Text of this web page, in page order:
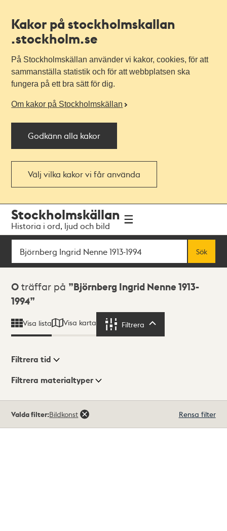
Kakor på stockholmskallan
.stockholm.se
På Stockholmskällan använder vi kakor, cookies, för att
sammanställa statistik och för att webbplatsen ska
fungera på ett bra sätt för dig.
Om kakor på Stockholmskällan
Godkänn alla kakor
Välj vilka kakor vi får använda
navigationen
huvudinnehållet
Stockholmskällan
Historia i ord, ljud och bild
Sök
Sök
Sökresultat
0 träffar på
Björnberg Ingrid Nenne 1913-
1994
Visa lista Visa karta Filtrera
Visningsläge
Filtrera tid
Filtrera materialtyper
träffar
Valda filter:Bildkonst Rensa filter